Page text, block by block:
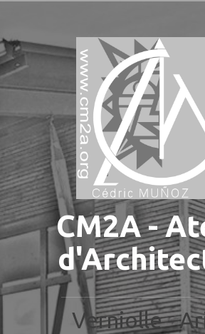
contenu
principal
CM2A -
Verniolle -